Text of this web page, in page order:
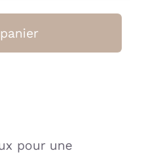
pour une